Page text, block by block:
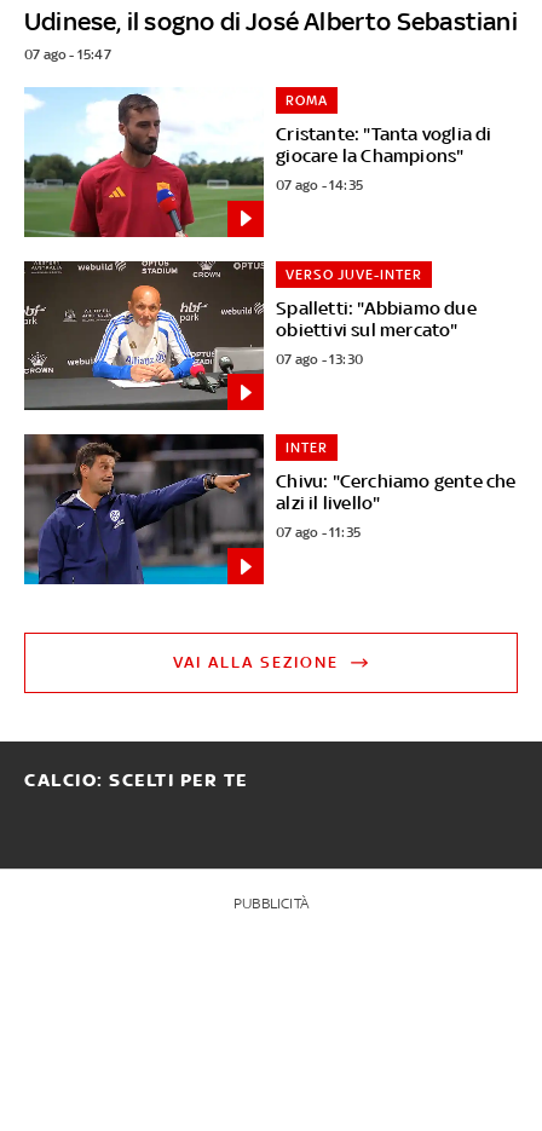
Udinese, il sogno di José Alberto Sebastiani
07 ago - 15:47
Cristante: "Tanta voglia di
giocare la Champions"
ROMA
07 ago - 14:35
Spalletti: "Abbiamo due
obiettivi sul mercato"
VERSO JUVE-INTER
07 ago - 13:30
Chivu: "Cerchiamo gente che
alzi il livello"
INTER
07 ago - 11:35
VAI ALLA SEZIONE
CALCIO: SCELTI PER TE
PUBBLICITÀ